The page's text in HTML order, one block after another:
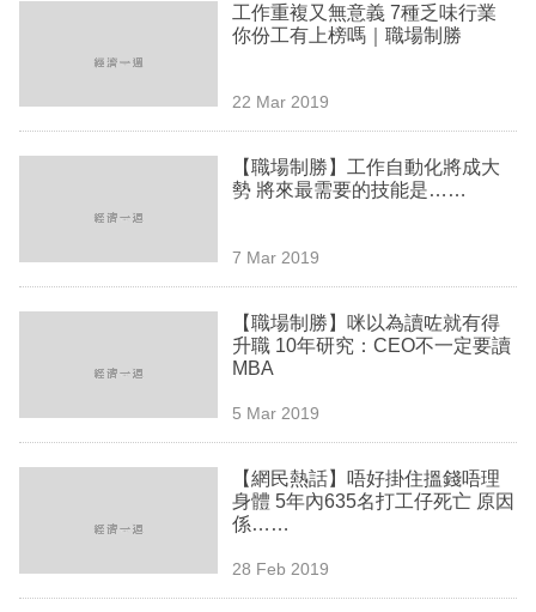
技
生
欄
工作重複又無意義 7種乏味行業
你份工有上榜嗎｜職場制勝
22 Mar 2019
【職場制勝】工作自動化將成大
勢 將來最需要的技能是……
7 Mar 2019
【職場制勝】咪以為讀咗就有得
升職 10年研究：CEO不一定要讀
MBA
5 Mar 2019
【網民熱話】唔好掛住搵錢唔理
身體 5年內635名打工仔死亡 原因
係……
28 Feb 2019